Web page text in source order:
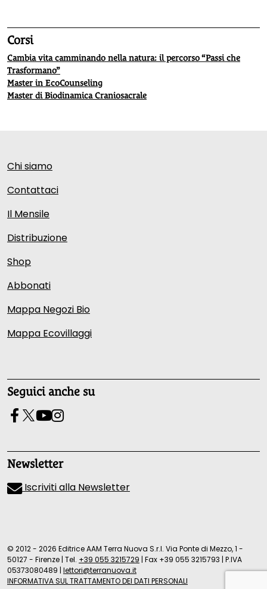
Corsi
Cambia vita camminando nella natura: il percorso “Passi che
Trasformano”
Master in EcoCounseling
Master di Biodinamica Craniosacrale
Chi siamo
Contattaci
Il Mensile
Distribuzione
Shop
Abbonati
Mappa Negozi Bio
Mappa Ecovillaggi
Seguici anche su
Newsletter
Iscriviti alla Newsletter
© 2012 - 2026 Editrice AAM Terra Nuova S.r.l. Via Ponte di Mezzo, 1 -
50127 - Firenze | Tel. +39 055 3215729 | Fax +39 055 3215793 | P.IVA
05373080489 | lettori@terranuova.it
INFORMATIVA SUL TRATTAMENTO DEI DATI PERSONALI